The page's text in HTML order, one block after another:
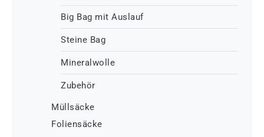
Big Bag mit Auslauf
Steine Bag
Mineralwolle
Zubehör
Müllsäcke
Foliensäcke